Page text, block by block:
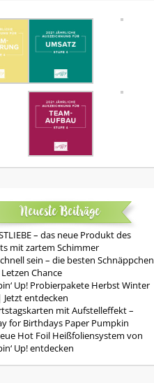
Neueste Beiträge
– das neue Produkt des
mit zartem Schimmer
sein – die besten Schnäppchen
Chance
Up! Probierpakete Herbst Winter
Jetzt entdecken
mit Aufstelleffekt –
for Birthdays Paper Pumpkin
Hot Foil Heißfoliensystem von
Up! entdecken